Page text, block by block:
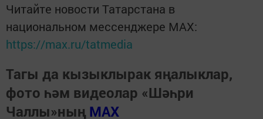
Читайте новости Татарстана в
национальном мессенджере MАХ:
https://max.ru/tatmedia
Тагы да кызыклырак яңалыклар,
фото һәм видеолар «Шәһри
Чаллы»ның MAX